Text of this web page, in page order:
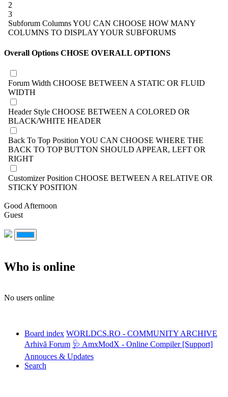
2
3
Subforum ColumnsYOU CAN CHOOSE HOW MANY
COLUMNS TO DISPLAY YOUR SUBFORUMS
Overall Options CHOSE OVERALL OPTIONS
Forum Width CHOOSE BETWEEN A STATIC OR FLUID
WIDTH
Header Style CHOOSE BETWEEN A COLORED OR
BLACK/WHITE HEADER
Back To Top Position YOU CAN CHOOSE WHERE THE
BACK TO TOP BUTTON SHOULD APPEAR, LEFT OR
RIGHT
Customizer Position CHOOSE BETWEEN A RELATIVE OR
STICKY POSITION
Good Afternoon
Guest
Who is online
No users online
Board index WORLDCS.RO - COMMUNITY ARCHIVE
Arhivă Forum 🩺 AmxModX - Online Compiler [Support]
Annouces & Updates
Search